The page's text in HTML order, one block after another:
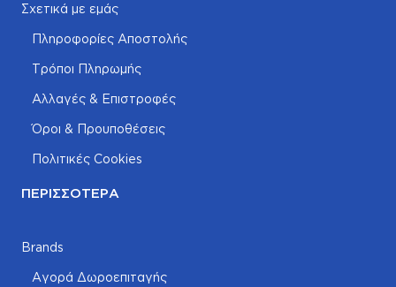
Σχετικά με εμάς
Πληροφορίες Αποστολής
Τρόποι Πληρωμής
Αλλαγές & Επιστροφές
Όροι & Προυποθέσεις
Πολιτικές Cookies
ΠΕΡΙΣΣΌΤΕΡΑ
Brands
Αγορά Δωροεπιταγής